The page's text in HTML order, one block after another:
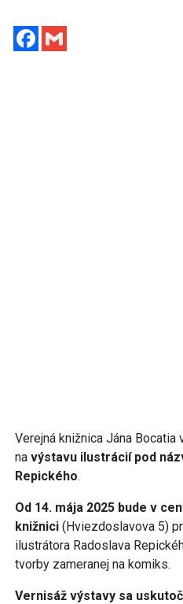
Facebook
Verejná knižnica Jána Bocatia
na výstavu ilustrácií pod
Repického.
Od 14. mája 2025 bude v
knižnici (Hviezdoslavova 5)
ilustrátora Radoslava
tvorby zameranej na komiks.
Vernisáž výstavy sa